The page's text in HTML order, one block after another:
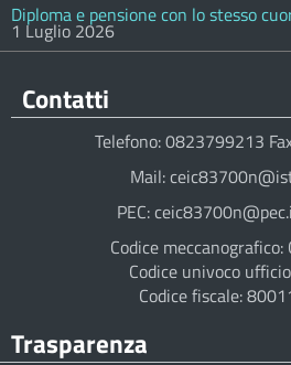
Diploma e pensione con lo stesso
1 Luglio 2026
Contatti
Telefono: 0823799213
Mail:
PEC:
Codice meccanografico:
Codice univoco
Codice fiscale:
Trasparenza